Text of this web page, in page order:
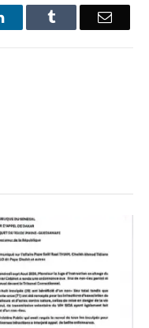
LinkedInTumblr Email